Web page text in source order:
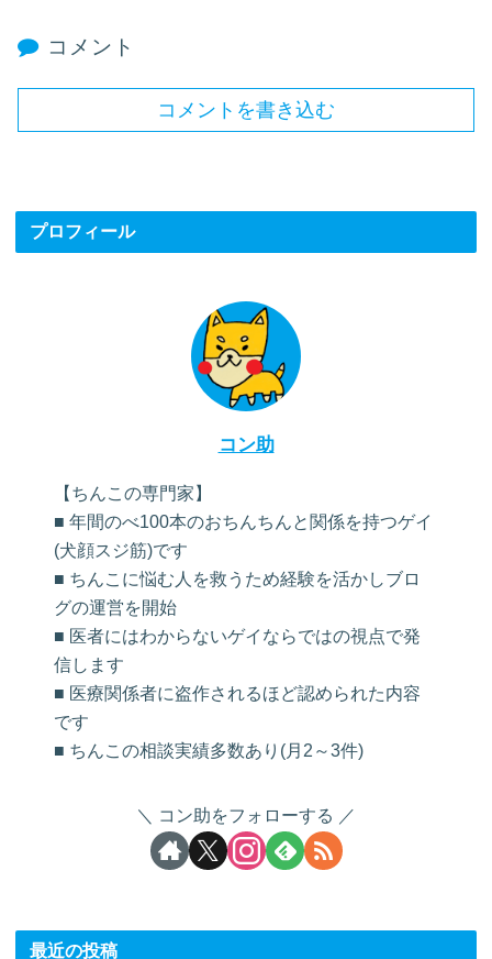
コメント
コメントを書き込む
プロフィール
コン助
【ちんこの専門家】
■ 年間のべ100本のおちんちんと関係を持つゲイ
(犬顔スジ筋)です
■ ちんこに悩む人を救うため経験を活かしブロ
グの運営を開始
■ 医者にはわからないゲイならではの視点で発
信します
■ 医療関係者に盗作されるほど認められた内容
です
■ ちんこの相談実績多数あり(月2～3件)
コン助をフォローする
最近の投稿